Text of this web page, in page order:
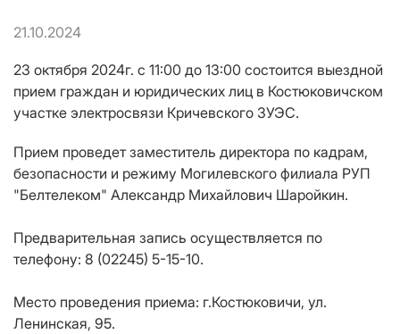
21.10.2024
23 октября 2024г. с 11:00 до 13:00 состоится выездной
прием граждан и юридических лиц в Костюковичском
участке электросвязи Кричевского ЗУЭС.
Прием проведет заместитель директора по кадрам,
безопасности и режиму Могилевского филиала РУП
"Белтелеком" Александр Михайлович Шаройкин.
Предварительная запись осуществляется по
телефону: 8 (02245) 5-15-10.
Место проведения приема: г.Костюковичи, ул.
Ленинская, 95.